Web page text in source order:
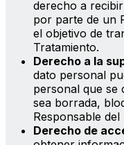
derecho a
por parte de un
el objetivo de
Tratamiento.
Derecho a la
dato personal
personal que se
sea borrada,
Responsable del
Derecho de